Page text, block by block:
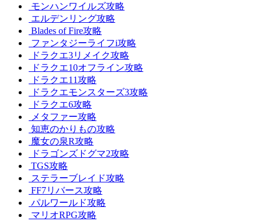
モンハンワイルズ攻略
エルデンリング攻略
Blades of Fire攻略
ファンタジーライフi攻略
ドラクエ3リメイク攻略
ドラクエ10オフライン攻略
ドラクエ11攻略
ドラクエモンスターズ3攻略
ドラクエ6攻略
メタファー攻略
知恵のかりもの攻略
魔女の泉R攻略
ドラゴンズドグマ2攻略
TGS攻略
ステラーブレイド攻略
FF7リバース攻略
パルワールド攻略
マリオRPG攻略